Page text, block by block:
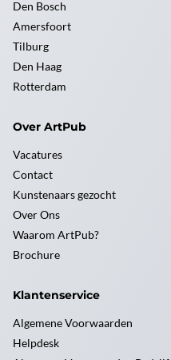
Den Bosch
Amersfoort
Tilburg
Den Haag
Rotterdam
Over ArtPub
Vacatures
Contact
Kunstenaars gezocht
Over Ons
Waarom ArtPub?
Brochure
Klantenservice
Algemene Voorwaarden
Helpdesk